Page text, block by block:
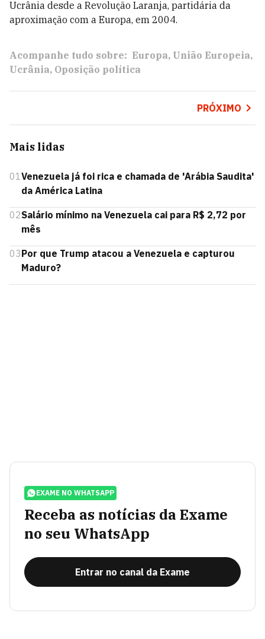
Ucrânia desde a Revolução Laranja, partidária da
aproximação com a Europa, em 2004.
Acompanhe tudo sobre: Europa União Europeia
Ucrânia Oposição política
PRÓXIMO
Mais lidas
01Venezuela já foi rica e chamada de 'Arábia Saudita'
da América Latina
02Salário mínimo na Venezuela cai para R$ 2,72 por
mês
03Por que Trump atacou a Venezuela e capturou
Maduro?
EXAME NO WHATSAPP
Receba as notícias da Exame
no seu WhatsApp
Entrar no canal da Exame